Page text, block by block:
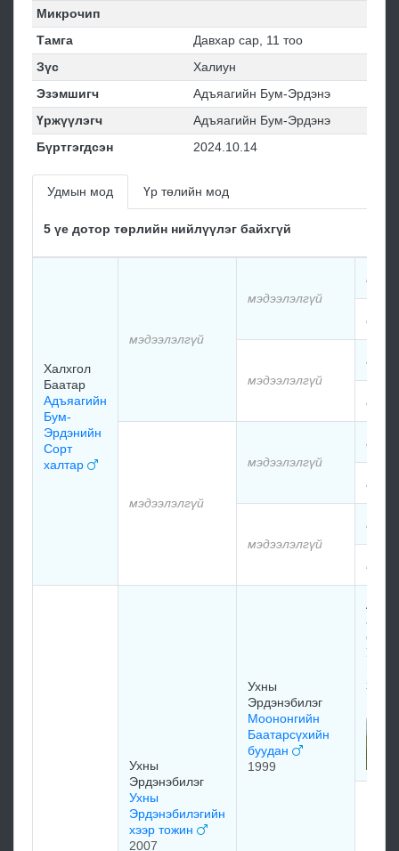
Микрочип
Тамга
Давхар сар, 11 тоо
Зүс
Халиун
Эзэмшигч
Адъяагийн Бум-Эрдэнэ
Үржүүлэгч
Адъяагийн Бум-Эрдэнэ
Бүртгэгдсэн
2024.10.14
Удмын мод Үр төлийн мод
5 үе дотор төрлийн нийлүүлэг байхгүй
Халхгол
Баатар
Адъяагийн
Бум-
Эрдэнийн
Сорт
халтар
мэдээлэлгүй
мэдээлэлгүй
мэдээлэлгүй
мэдээлэлгүй
мэдээлэлгүй
мэдээлэлгүй
Ухны
Эрдэнэбилэг
Ухны
Эрдэнэбилэгийн
хээр тожин
2007
Ухны
Эрдэнэбилэг
Моононгийн
Баатарсүхийн
буудан
1999
Ухны